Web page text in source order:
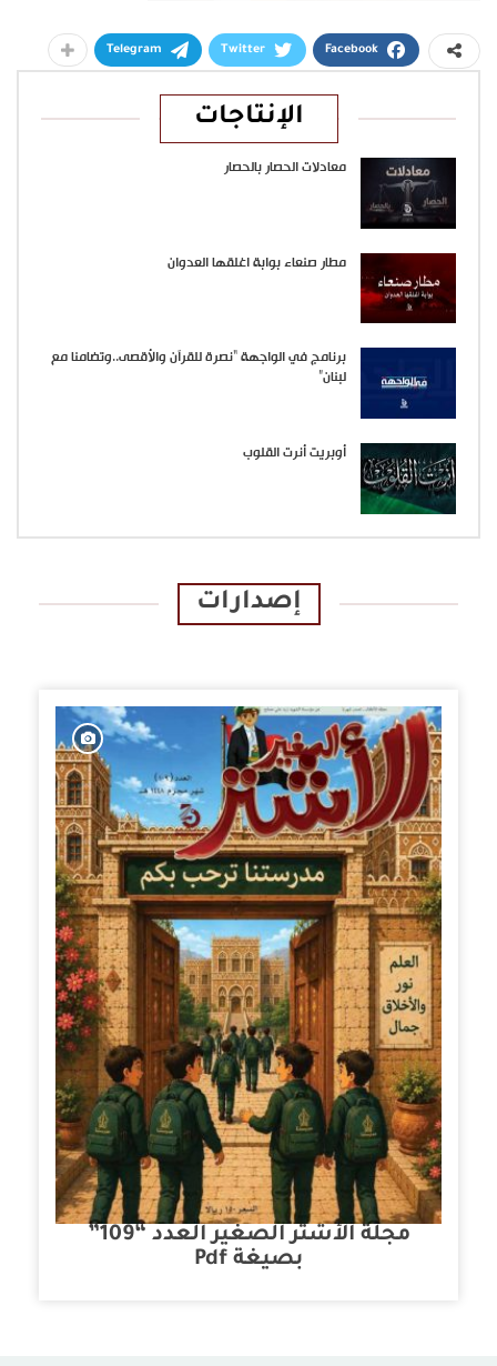
Facebook
Twitter
Telegram
الإنتاجات
معادلات الحصار بالحصار
مطار صنعاء بوابة اغلقها العدوان
برنامج في الواجهة “نصرة للقرآن والأقصى..وتضامنا مع
لبنان”
أوبريت أنرت القلوب
إصدارات
مجلة الأشتر الصغير العدد “109”
بصيغة Pdf